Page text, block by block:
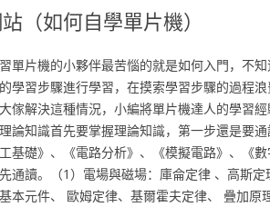
（如何自學單片機）
單片機的小夥伴最苦惱的就是如何入門，不
學習步驟進行學習，在摸索學習步驟的過程
傢解決這種情況，小編將單片機達人的學習
論知識首先要掌握理論知識，第一步還是要
基礎》、《電路分析》、《模擬電路》、《
通讀。（1）電場與磁場：庫侖定律 、高斯
本元件、 歐姆定律、基爾霍夫定律、 疊加原